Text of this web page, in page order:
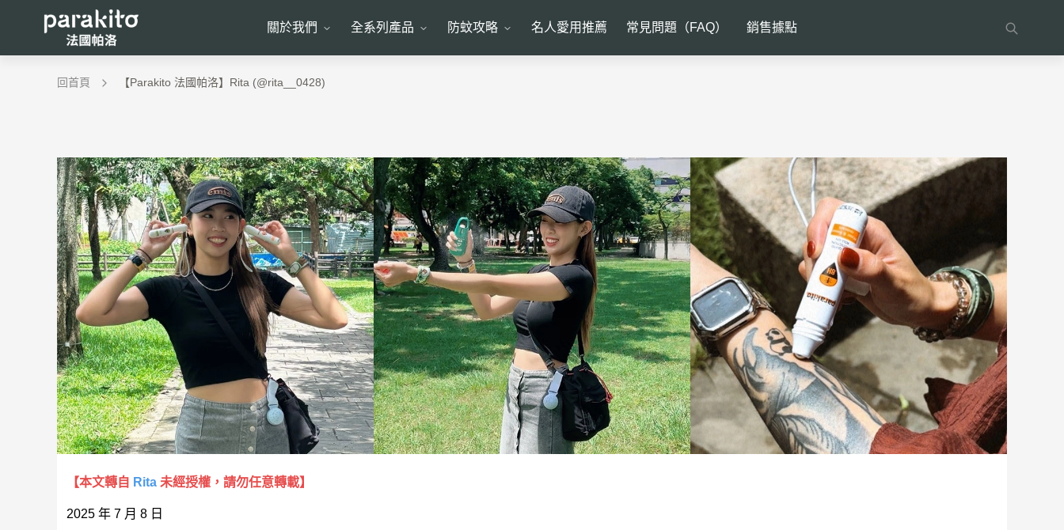
關於我們 全系列產品 防蚊攻略 名人愛用推薦 常見問題（FAQ） 銷售據點
回首頁 【Parakito 法國帕洛】Rita (@rita__0428)
【本文轉自 Rita 未經授權，請勿任意轉載】
2025 年 7 月 8 日